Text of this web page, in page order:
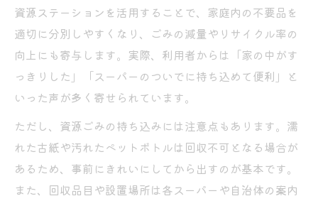
資源ステーションを活用することで、家庭内の不要品を
適切に分別しやすくなり、ごみの減量やリサイクル率の
向上にも寄与します。実際、利用者からは「家の中がす
っきりした」「スーパーのついでに持ち込めて便利」と
いった声が多く寄せられています。
ただし、資源ごみの持ち込みには注意点もあります。濡
れた古紙や汚れたペットボトルは回収不可となる場合が
あるため、事前にきれいにしてから出すのが基本です。
また、回収品目や設置場所は各スーパーや自治体の案内